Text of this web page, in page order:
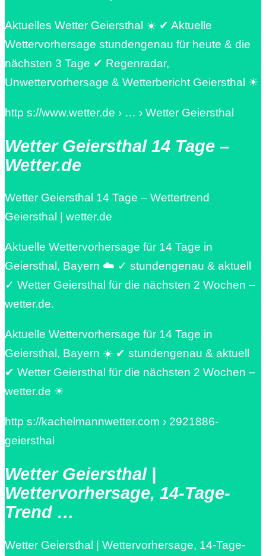
Aktuelles Wetter Geiersthal ☀️ ✔ Aktuelle
Wettervorhersage stundengenau für heute & die
nächsten 3 Tage ✔ Regenradar,
Unwettervorhersage & Wetterbericht Geiersthal ☀
http s://www.wetter.de › … › Wetter Geiersthal
Wetter Geiersthal 14 Tage –
Wetter.de
Wetter Geiersthal 14 Tage – Wettertrend
Geiersthal | wetter.de
Aktuelle Wettervorhersage für 14 Tage in
Geiersthal, Bayern ☁️ ✓ stundengenau & aktuell
✓ Wetter Geiersthal für die nächsten 2 Wochen –
wetter.de.
Aktuelle Wettervorhersage für 14 Tage in
Geiersthal, Bayern ☀️ ✔ stundengenau & aktuell
✔ Wetter Geiersthal für die nächsten 2 Wochen –
wetter.de ☀
http s://kachelmannwetter.com › 2921886-
geiersthal
Wetter Geiersthal |
Wettervorhersage, 14-Tage-
Trend …
Wetter Geiersthal | Wettervorhersage, 14-Tage-